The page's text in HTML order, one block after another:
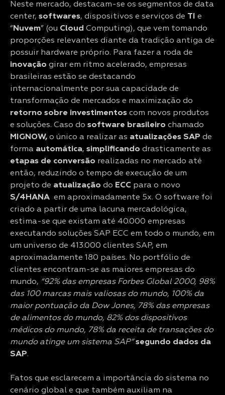
Neste mercado, destacam-se os segmentos de data
center, softwares, dispositivos e serviços de TI
e
“ Nuvem” (ou Cloud Computing), que vem tomando
proporções relevantes diante da tradição antiga de
possuir hardware próprio. Para fazer a roda de
inovação girar em ritmo acelerado, empresas
brasileiras estão se destacando
internacionalmente por sua capacidade de
transformação de mercados e maximização do
retorno sobre investimentos com novos produtos
e soluções. Caso do software brasileiro chamado
MIGNOW, o único a realizar as atualizações SAP de
forma automática, simplificando drasticamente as
etapas de conversão realizadas no mercado até
então, reduzindo o tempo de execução de um
projeto de atualização do ECC para o novo
S/4HANA em aproximadamente 5x. O software foi
criado a partir de uma lacuna mercadológica,
estima-se que existam até 40.000 empresas
executando soluções SAP ECC em todo o mundo, em
um universo de 413.000 clientes SAP, em
aproximadamente 180 países. No portfólio de
clientes encontram-se as maiores empresas do
mundo, “92% das empresas Forbes Global 2000, 98%
das 100 marcas mais valiosas do mundo, 100% da
maior pontuação da Dow Jones, 78% das empresas
de alimentos do mundo, 82% dos dispositivos
médicos do mundo, 78% da receita de transações do
mundo atinge um sistema SAP” segundo dados da
SAP.
Fatos que esclarecem a importância do sistema no
cenário global e que também auxiliam na